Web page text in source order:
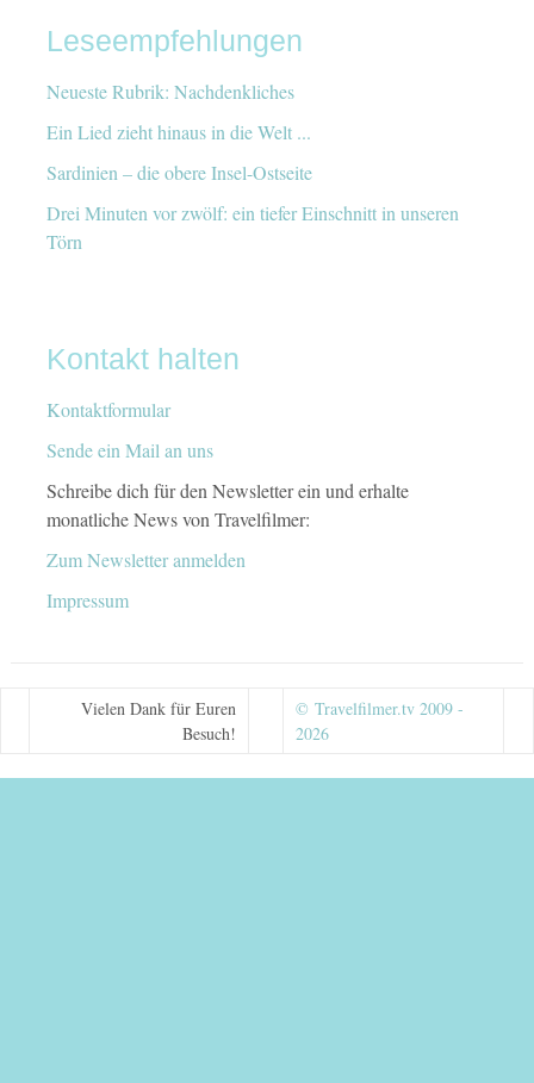
Leseempfehlungen
Neueste Rubrik: Nachdenkliches
Ein Lied zieht hinaus in die Welt ...
Sardinien – die obere Insel-Ostseite
Drei Minuten vor zwölf: ein tiefer Einschnitt in unseren
Törn
Kontakt halten
Kontaktformular
Sende ein Mail an uns
Schreibe dich für den Newsletter ein und erhalte
monatliche News von Travelfilmer:
Zum Newsletter anmelden
Impressum
Vielen Dank für Euren
Besuch!
© Travelfilmer.tv 2009 -
2026